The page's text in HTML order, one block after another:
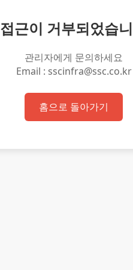
접근이 거부되었습
관리자에게 문의하세요
Email : sscinfra@ssc.co.kr
홈으로 돌아가기